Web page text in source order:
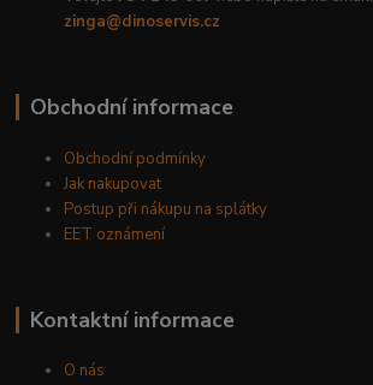
zinga@dinoservis.cz
Obchodní informace
Obchodní podmínky
Jak nakupovat
Postup při nákupu na splátky
EET oznámení
Kontaktní informace
O nás